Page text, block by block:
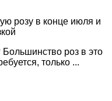
розу в конце июля и
роз в это
только ...